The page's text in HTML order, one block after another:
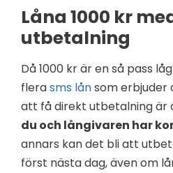
Låna 1000 kr
utbetalning
Då 1000 kr är en så pass
flerasms lånsom erbjuder
att få direkt utbetalning
du och långivaren har
annars kan det bli att
först nästa dag, även om